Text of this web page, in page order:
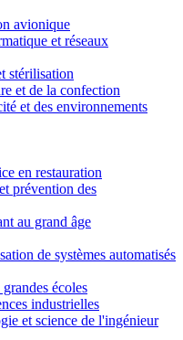
avionique
et réseaux
stérilisation
et de la confection
et des environnements
en restauration
prévention des
au grand âge
de systèmes automatisés
écoles
industrielles
et science de l'ingénieur